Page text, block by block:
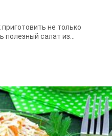
не только
полезный салат из
простые ...